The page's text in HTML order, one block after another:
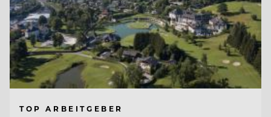
TOP ARBEITGEBER